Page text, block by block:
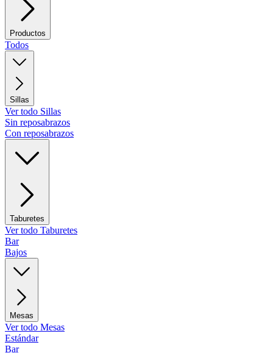
Productos
Todos
Sillas
Ver todo Sillas
Sin reposabrazos
Con reposabrazos
Taburetes
Ver todo Taburetes
Bar
Bajos
Mesas
Ver todo Mesas
Estándar
Bar